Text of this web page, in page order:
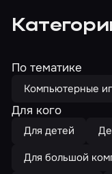
По тематике
Компьютерные
Для кого
Для детей
Для большой